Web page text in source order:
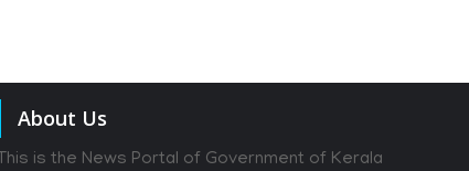
About Us
This is the News Portal of Government of Kerala